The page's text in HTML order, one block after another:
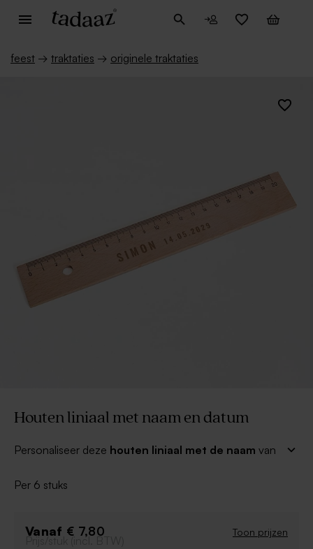
feest → traktaties → originele traktaties
Houten liniaal met naam en datum
Personaliseer deze houten liniaal met de naam van
Een origineel bedankje na afloop van je feestje.
20cm
Per 6 stuks
Vanaf € 7,80 Toon prijzen
Prijs/stuk (incl. BTW)